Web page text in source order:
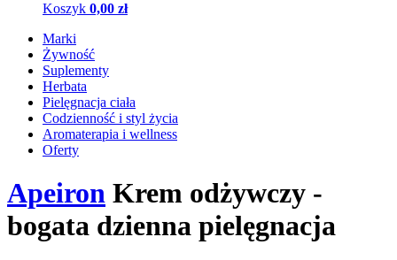
Koszyk 0,00 zł
Marki
Żywność
Suplementy
Herbata
Pielęgnacja ciała
Codzienność i styl życia
Aromaterapia i wellness
Oferty
Apeiron Krem odżywczy -
bogata dzienna pielęgnacja